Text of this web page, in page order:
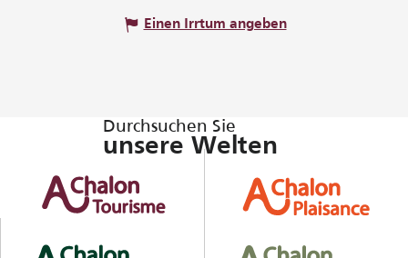
Einen Irrtum angeben
Durchsuchen Sie
unsere Welten